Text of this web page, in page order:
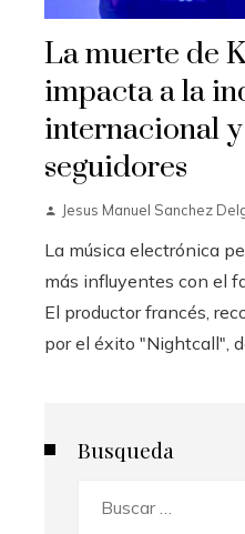
La muerte de
impacta a la
internacional y
seguidores
Jesus Manuel Sanchez
La música electrónica
más influyentes con el
El productor francés,
por el éxito "Nightcall",
Busqueda